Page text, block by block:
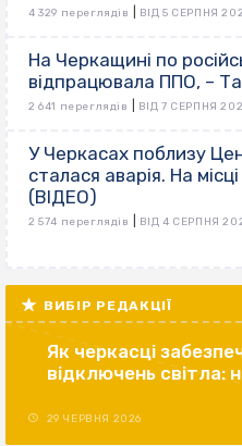
4 329 переглядів ВІД 5 СЕРПНЯ
На Черкащині по
відпрацювала ППО, –
2 641 переглядів ВІД 7 СЕРПНЯ
У Черкасах поблизу
сталася аварія. На
(ВІДЕО)
2 574 переглядів ВІД 4 СЕРПНЯ
ВИБІР РЕДАКЦІЇ
Як черкасці
відключень світла:
29 ЧЕРВНЯ 2026